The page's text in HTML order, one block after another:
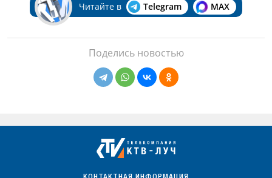
Читайте в Telegram MAX
Поделись новостью